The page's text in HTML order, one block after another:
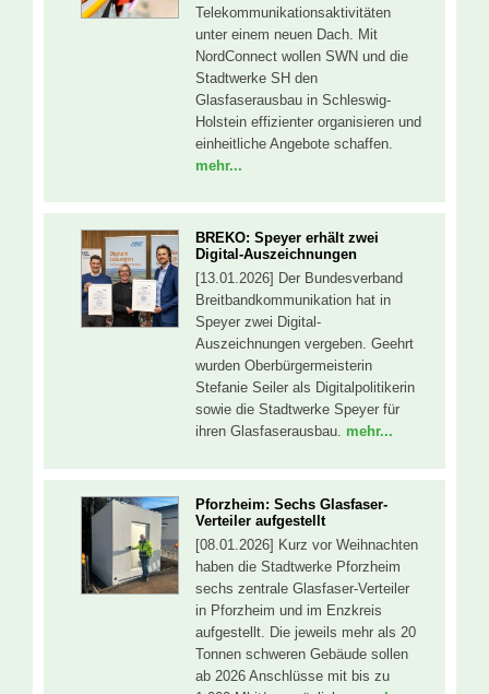
Telekommunikationsaktivitäten
unter einem neuen Dach. Mit
NordConnect wollen SWN und die
Stadtwerke SH den
Glasfaserausbau in Schleswig-
Holstein effizienter organisieren und
einheitliche Angebote schaffen.
mehr...
BREKO: Speyer erhält zwei
Digital-Auszeichnungen
[13.01.2026] Der Bundesverband
Breitbandkommunikation hat in
Speyer zwei Digital-
Auszeichnungen vergeben. Geehrt
wurden Oberbürgermeisterin
Stefanie Seiler als Digitalpolitikerin
sowie die Stadtwerke Speyer für
ihren Glasfaserausbau. mehr...
Pforzheim: Sechs Glasfaser-
Verteiler aufgestellt
[08.01.2026] Kurz vor Weihnachten
haben die Stadtwerke Pforzheim
sechs zentrale Glasfaser-Verteiler
in Pforzheim und im Enzkreis
aufgestellt. Die jeweils mehr als 20
Tonnen schweren Gebäude sollen
ab 2026 Anschlüsse mit bis zu